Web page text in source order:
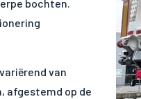
bochten.
van
afgestemd op de